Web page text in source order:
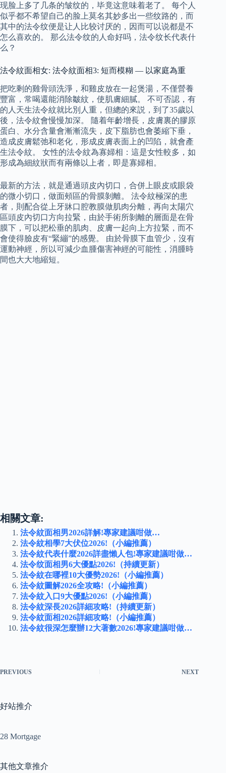
现脸上多了几条的皱纹的，毕竟这意味着老了。 每个人
似乎都不希望自己的脸上莫名其妙多出一些纹路的，而
其中的法令纹便是让人比较讨厌的，因而可以说都是不
怎么喜欢的。 那么法令纹的人命好吗，法令纹长代表什
么？
法令紋面相女: 法令紋面相3: 短而模糊 — 以家庭為重
把吃剩的雞骨頭洗淨，和雞皮放在一起煲湯，不僅營養
豐富，常喝還能消除皺紋，使肌膚細膩。 不可否認，有
的人天生法令紋就比別人重，但總的來説，到了35歲以
後，法令紋會慢慢加深。 隨着年齡增長，皮膚裏的膠原
蛋白、水分含量會漸漸流失，皮下脂肪也會萎縮下垂，
造成皮膚鬆弛和老化，形成皮膚表面上的凹陷，就會產
生法令紋。 女性的法令紋為寡婦相：這是女性較多，如
形成為細紋狀而有兩條以上者，即是寡婦相。
最新的方法，就是通過頭皮內切口，合併上眼皮或眼袋
的微小切口，做面頰區的骨膜剝離。 法令紋極深的患
者，則配合從上牙牀口腔教膜做肌肉分離，再向太陽穴
區頭皮內切口方向拉緊，由於手術所剝離的層面是在骨
膜下，可以把松垂的肌肉、皮膚一起向上方拉緊，而不
會使得臉皮有“緊繃”的感覺。 由於骨膜下血管少，沒有
運動神經，所以可減少血腫傷害神經的可能性，消腫時
間也大大地縮短。
相關文章:
法令紋面相男2026詳解!專家建議咁做…
法令紋相學7大伏位2026!（小編推薦）
法令紋代表什麼2026詳盡懶人包!專家建議咁做…
法令纹面相男6大優點2026!（持續更新）
法令紋在哪裡10大優勢2026!（小編推薦）
法令紋圖解2026全攻略!（小編推薦）
法令紋入口9大優點2026!（小編推薦）
法令紋深長2026詳細攻略!（持續更新）
法令紋面相2026詳細攻略!（小編推薦）
法令紋很深怎麼辦12大著數2026!專家建議咁做…
PREVIOUS NEXT
好站推介
28 Mortgage
其他文章推介